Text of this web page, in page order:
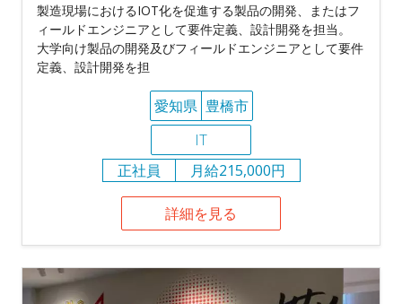
製造現場におけるIOT化を促進する製品の開発、またはフ
ィールドエンジニアとして要件定義、設計開発を担当。
大学向け製品の開発及びフィールドエンジニアとして要件
定義、設計開発を担
愛知県 豊橋市
IT
正社員
月給215,000円
詳細を見る